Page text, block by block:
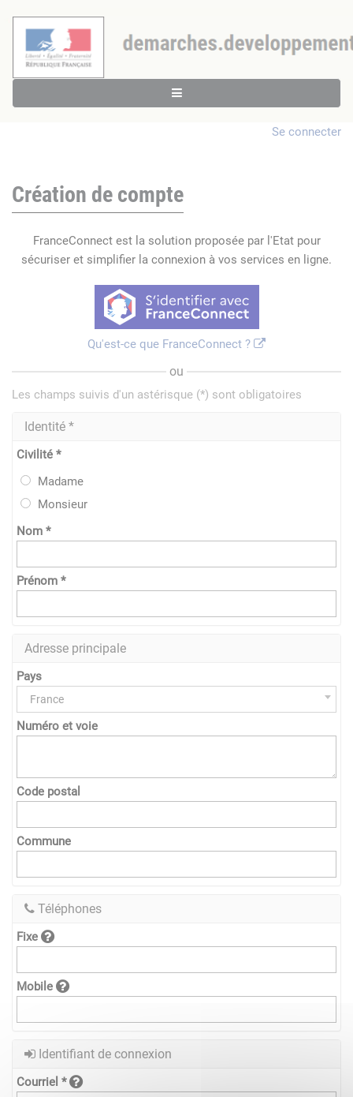
Se connecter
Création de compte
FranceConnect est la solution proposée par l'Etat pour
sécuriser et simplifier la connexion à vos services en ligne.
Qu'est-ce que FranceConnect ?
ou
Les champs suivis d'un astérisque (*) sont obligatoires
Identité *
Civilité *
Madame
Monsieur
Nom *
Prénom *
Adresse principale
Pays
France
Numéro et voie
Code postal
Commune
Téléphones
Fixe
Mobile
Identifiant de connexion
Courriel *